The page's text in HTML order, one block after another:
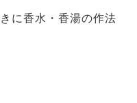
に香水・香湯の作法